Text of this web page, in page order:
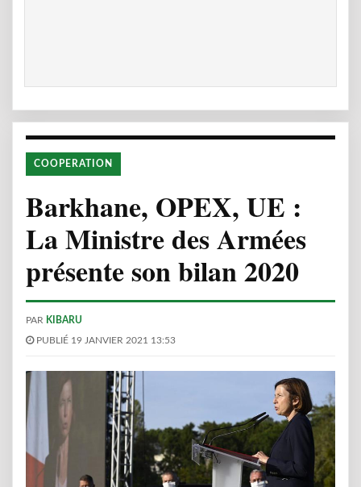
COOPERATION
Barkhane, OPEX, UE :
La Ministre des Armées
présente son bilan 2020
PAR KIBARU
PUBLIÉ 19 JANVIER 2021 13:53